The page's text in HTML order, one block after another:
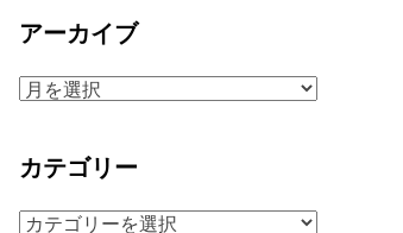
アーカイブ
ア
イ
ブ
カテゴリー
カ